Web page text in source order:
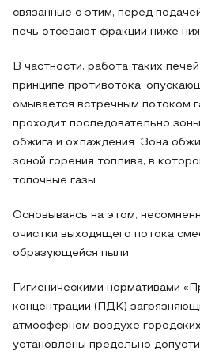
связанные с этим, перед
печь отсевают фракции ниже
В частности, работа таких
принципе противотока:
омывается встречным потоком
проходит последовательно
обжига и охлаждения. Зона
зоной горения топлива, в
топочные газы.
Основываясь на этом,
очистки выходящего потока
образующейся пыли.
Гигиеническими нормативами
концентрации (ПДК)
атмосферном воздухе
установлены предельно